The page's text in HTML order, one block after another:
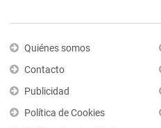
Quiénes somos
Contacto
Publicidad
Política de Cookies